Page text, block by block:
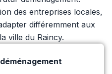
des entreprises locales,
différemment aux
ville du Raincy.